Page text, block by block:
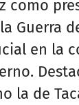
como
Guerra
en la
la de